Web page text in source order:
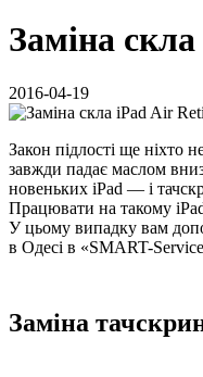
Заміна
2016-04-19
Закон підлості ще ніхто
завжди падає маслом
новеньких iPad — і
Працювати на такому
У цьому випадку вам
в Одесі в «SMART-
Заміна